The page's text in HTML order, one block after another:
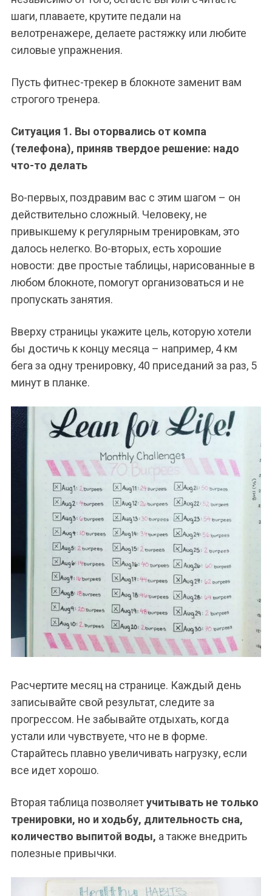
шаги, плаваете, крутите педали на
велотренажере, делаете растяжку или любите
силовые упражнения.
Пусть фитнес-трекер в блокноте заменит вам
строгого тренера.
Ситуация 1. Вы оторвались от компа
(телефона), приняв твердое решение: надо
что-то делать
Во-первых, поздравим вас с этим шагом – он
действительно сложный. Человеку, не
привыкшему к регулярным тренировкам, это
далось нелегко. Во-вторых, есть хорошие
новости: две простые таблицы, нарисованные в
любом блокноте, помогут организоваться и не
пропускать занятия.
Вверху страницы укажите цель, которую хотели
бы достичь к концу месяца – например, 4 км
бега за одну тренировку, 40 приседаний за раз, 5
минут в планке.
Расчертите месяц на странице. Каждый день
записывайте свой результат, следите за
прогрессом. Не забывайте отдыхать, когда
устали или чувствуете, что не в форме.
Старайтесь плавно увеличивать нагрузку, если
все идет хорошо.
Вторая таблица позволяетучитывать не только
тренировки, но и ходьбу, длительность сна,
количество выпитой воды, а также внедрить
полезные привычки.